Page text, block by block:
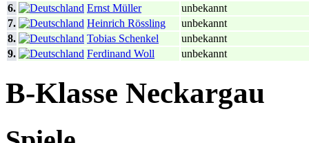
6.
Ernst Müller
unbekannt
7.
Heinrich Rössling
unbekannt
8.
Tobias Schenkel
unbekannt
9.
Ferdinand Woll unbekannt
B-Klasse Neckargau